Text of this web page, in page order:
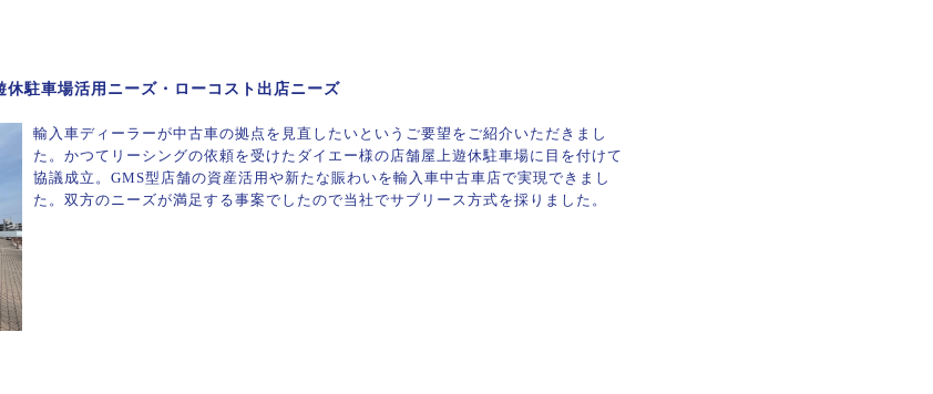
駐車場活用ニーズ・ローコスト出店ニーズ
輸入車ディーラーが中古車の拠点を見直したいというご要望をご紹介いただきまし
た。かつてリーシングの依頼を受けたダイエー様の店舗屋上遊休駐車場に目を付けて
協議成立。GMS型店舗の資産活用や新たな賑わいを輸入車中古車店で実現できまし
た。双方のニーズが満足する事案でしたので当社でサブリース方式を採りました。